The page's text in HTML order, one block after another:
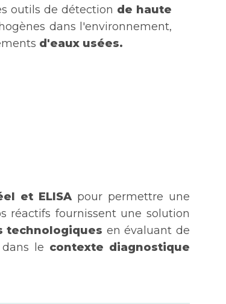
outils de détection de haute
dans l'environnement,
d'eaux usées.
et ELISApour permettre une
réactifs fournissent une solution
technologiques en évaluant de
le contexte diagnostique